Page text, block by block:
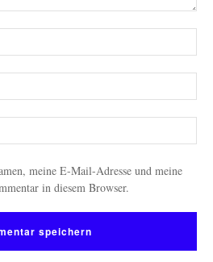
meine E-Mail-Adresse und meine
in diesem Browser.